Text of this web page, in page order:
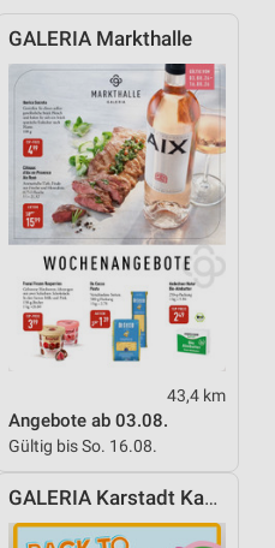
GALERIA Markthalle
43,4 km
Angebote ab 03.08.
Gültig bis So. 16.08.
GALERIA Karstadt Kaufhof
Inhalten
Statistiken oder
verschiedenen
der Angebote
zur Auswahl von